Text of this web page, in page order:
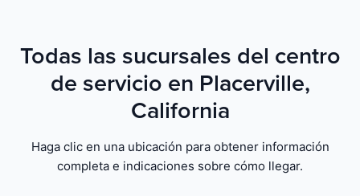
Todas las sucursales del centro
de servicio en Placerville,
California
Haga clic en una ubicación para obtener información
completa e indicaciones sobre cómo llegar.